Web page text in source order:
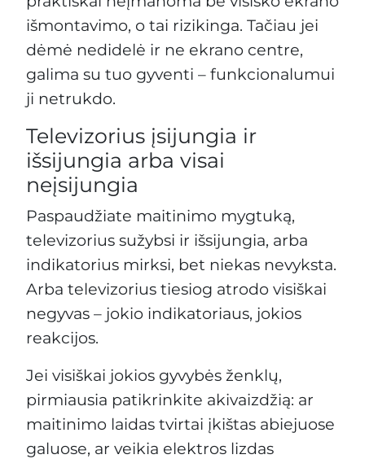
išmontavimo, o tai rizikinga. Tačiau jei
dėmė nedidelė ir ne ekrano centre,
galima su tuo gyventi – funkcionalumui
ji netrukdo.
Televizorius įsijungia ir
išsijungia arba visai
neįsijungia
Paspaudžiate maitinimo mygtuką,
televizorius sužybsi ir išsijungia, arba
indikatorius mirksi, bet niekas nevyksta.
Arba televizorius tiesiog atrodo visiškai
negyvas – jokio indikatoriaus, jokios
reakcijos.
Jei visiškai jokios gyvybės ženklų,
pirmiausia patikrinkite akivaizdžią: ar
maitinimo laidas tvirtai įkištas abiejuose
galuose, ar veikia elektros lizdas